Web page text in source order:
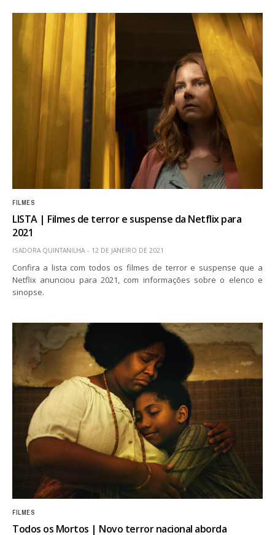
FILMES
LISTA | Filmes de terror e suspense da Netflix para
2021
ISADORA QUINTANILHA 12 DE JANEIRO DE 2021
Confira a lista com todos os filmes de terror e suspense que a
Netflix anunciou para 2021, com informações sobre o elenco e
sinopse.
FILMES
Todos os Mortos | Novo terror nacional aborda